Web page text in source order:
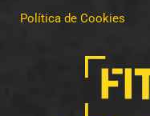
Política de Cookies